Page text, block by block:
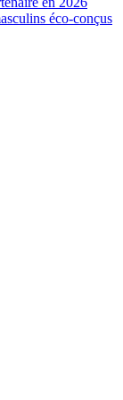
éco-conçus